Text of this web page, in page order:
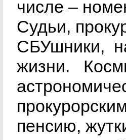
числе –
Судьи,
СБУшники,
жизни.
пенсию,